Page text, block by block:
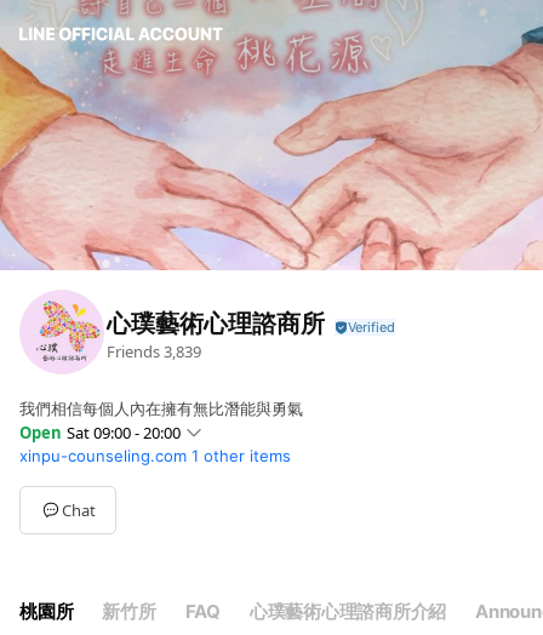
心璞藝術心理諮商所
Friends3,839
我們相信每個人內在擁有無比潛能與勇氣
Open Sat 09:00 - 20:00
SunClosed
Mon10:00 - 20:00
Tue10:00 - 20:00
Wed10:00 - 20:00
Sat09:00 - 20:00
國定假日為休息日
xinpu-counseling.com 1 other items
Chat
桃園所 新竹所 FAQ 心璞藝術心理諮商所介紹